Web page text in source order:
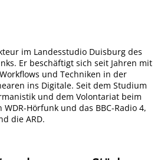
im Landesstudio Duisburg des
Er beschäftigt sich seit Jahren mit
und Techniken in der
ins Digitale. Seit dem Studium
und dem Volontariat beim
Hörfunk und das BBC-Radio 4,
die ARD.